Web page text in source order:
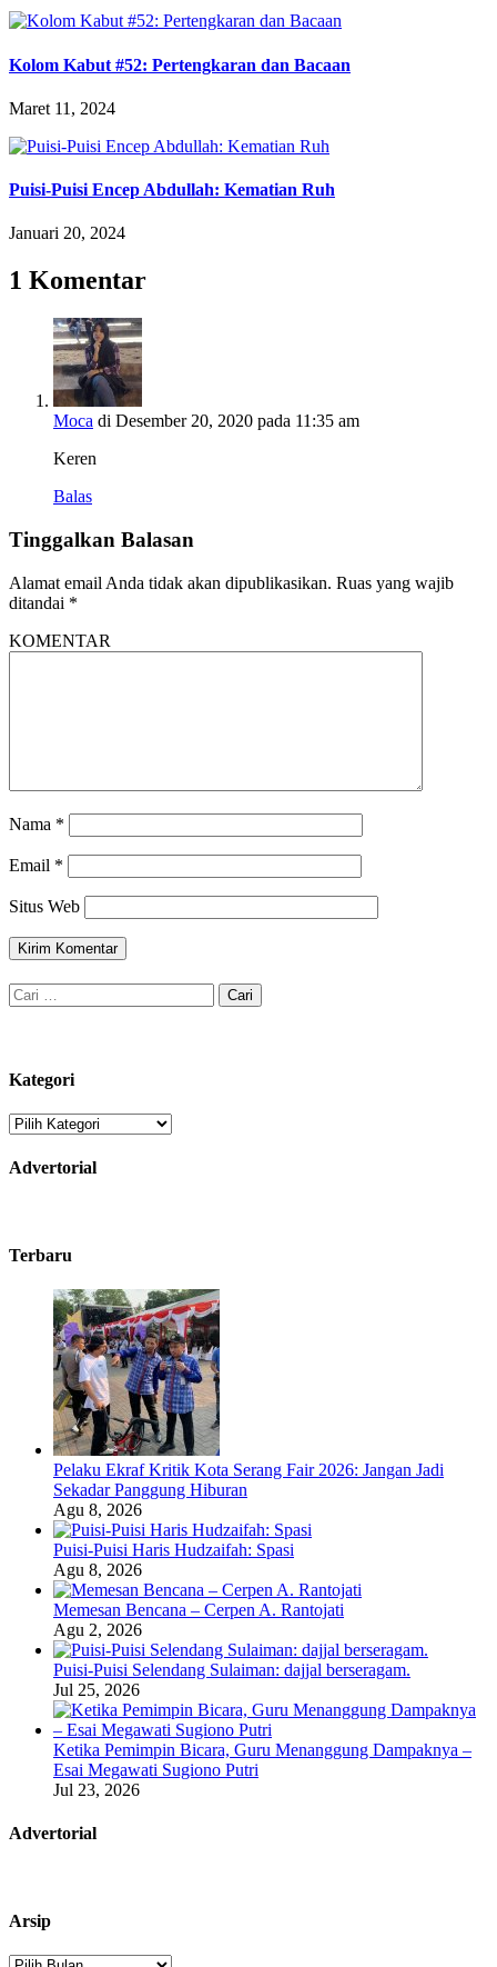
Kolom Kabut #52: Pertengkaran dan Bacaan
Maret 11, 2024
Puisi-Puisi Encep Abdullah: Kematian Ruh
Januari 20, 2024
1 Komentar
Moca di Desember 20, 2020 pada 11:35 am
Keren
Balas
Tinggalkan Balasan
Alamat email Anda tidak akan dipublikasikan. Ruas yang wajib
ditandai *
KOMENTAR
Nama *
Email *
Situs Web
Cari
untuk:
Kategori
Kategori
Advertorial
Terbaru
Pelaku Ekraf Kritik Kota Serang Fair 2026: Jangan Jadi
Sekadar Panggung Hiburan
Agu 8, 2026
Puisi-Puisi Haris Hudzaifah: Spasi
Agu 8, 2026
Memesan Bencana – Cerpen A. Rantojati
Agu 2, 2026
Puisi-Puisi Selendang Sulaiman: dajjal berseragam.
Jul 25, 2026
Ketika Pemimpin Bicara, Guru Menanggung Dampaknya –
Esai Megawati Sugiono Putri
Jul 23, 2026
Advertorial
Arsip